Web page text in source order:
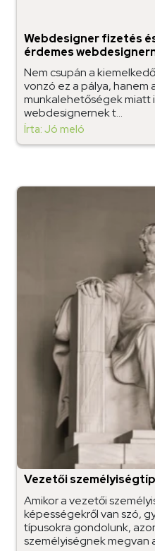
Webdesigner fizetés
érdemes
Nem csupán a
vonzó ez a pálya, hanem
munkalehetőségek miatt
webdesignernek t...
Írta: Jó meló
Vezetői
Amikor a vezetői
képességekről van szó,
típusokra gondolunk,
személyiségnek megvan